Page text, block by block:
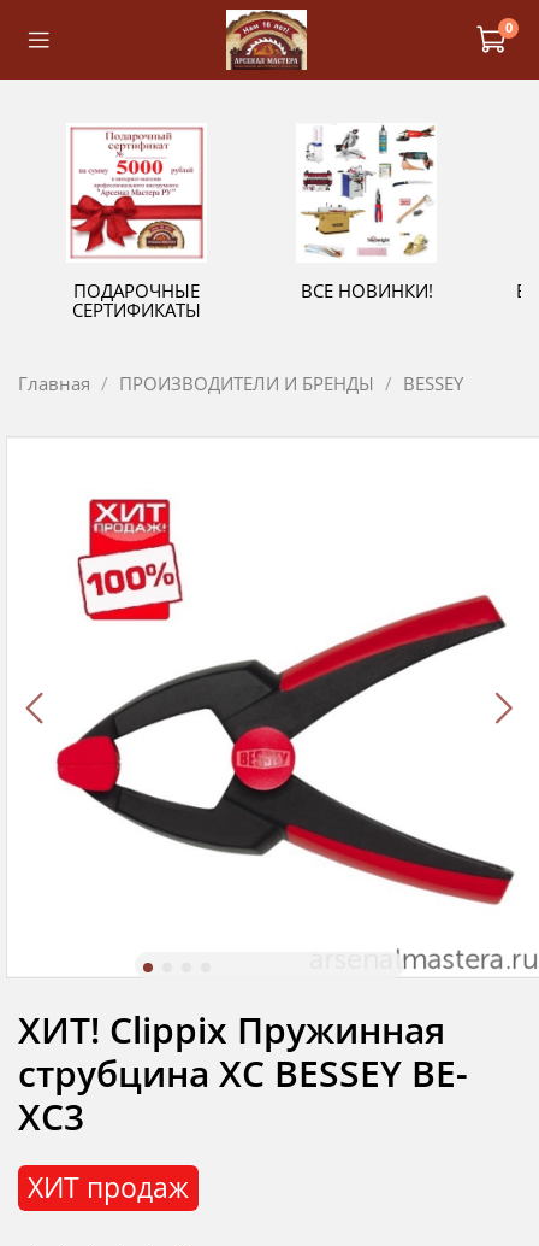
0
ПОДАРОЧНЫЕ
СЕРТИФИКАТЫ
ВСЕ НОВИНКИ!
Главная ПРОИЗВОДИТЕЛИ И БРЕНДЫ BESSEY
ХИТ продаж
ХИТ! Clippix Пружинная
струбцина XC BESSEY BE-
XC3